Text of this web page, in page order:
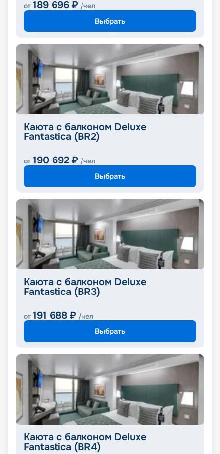
от 189 696 ₽ /чел
Выбрать
Каюта с балконом Deluxe
Fantastica (BR2)
от 190 692 ₽ /чел
Выбрать
Каюта с балконом Deluxe
Fantastica (BR3)
от 191 688 ₽ /чел
Выбрать
Каюта с балконом Deluxe
Fantastica (BR4)